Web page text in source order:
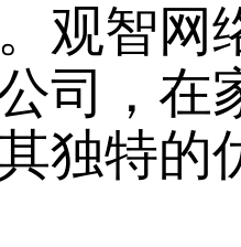
观智网
司，在
独特的